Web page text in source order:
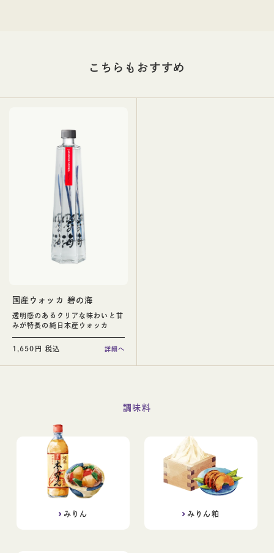
こちらも おすすめ
国産ウォッカ 碧の海
透明感のあるクリアな味わいと甘
みが特長の純日本産ウォッカ
1,650円 税込 詳細へ
調味料
みりん みりん粕